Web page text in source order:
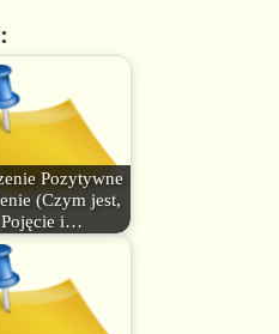
Pozytywne
(Czym jest,
Pojęcie i…